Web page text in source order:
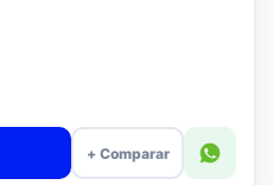
+ Comparar